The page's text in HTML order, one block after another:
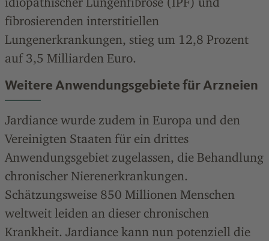
fibrosierenden interstitiellen
Lungenerkrankungen, stieg um 12,8 Prozent
auf 3,5 Milliarden Euro.
Weitere Anwendungsgebiete für Arzneien
Jardiance wurde zudem in Europa und den
Vereinigten Staaten für ein drittes
Anwendungsgebiet zugelassen, die Behandlung
chronischer Nierenerkrankungen.
Schätzungsweise 850 Millionen Menschen
weltweit leiden an dieser chronischen
Krankheit. Jardiance kann nun potenziell die